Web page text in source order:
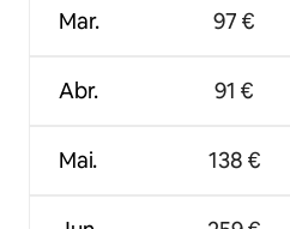
Mar.
Abr.
Mai.
97 €
91 €
138 €